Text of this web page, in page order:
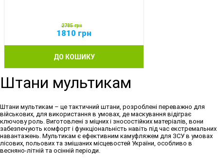
2785грн
1810 грн
ДО КОШИКУ
Штани мультикам
Штани мультикам – це тактичний штани, розроблені переважно для
військових, для використання в умовах, де маскування відіграє
ключову роль. Виготовлені з міцних і зносостійких матеріалів, вони
забезпечують комфорт і функціональність навіть під час екстремальних
навантажень. Мультикам є ефективним камуфляжем для ЗСУ в умовах
лісових, польових та змішаних місцевостей України, особливо в
весняно-літній та осінній періоди.